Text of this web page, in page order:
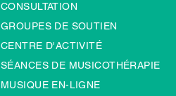
CONSULTATION
GROUPES DE SOUTIEN
CENTRE D'ACTIVITÉ
SÉANCES DE MUSICOTHÉRAPIE
MUSIQUE EN-LIGNE